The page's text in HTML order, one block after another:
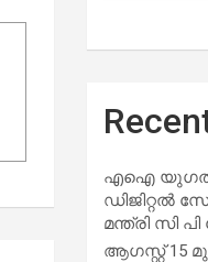
എഐ
ഡിജിറ്റൽ
മന്ത്രി സി
ആഗസ്റ്റ് 15